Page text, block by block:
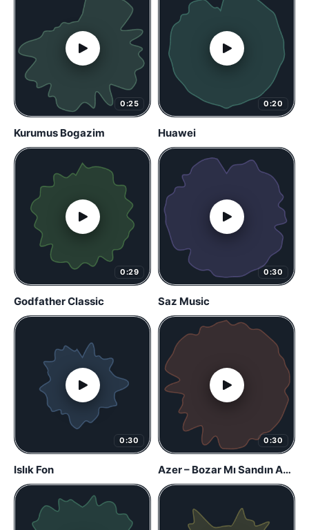
0:25
Kurumus Bogazim
0:20
Huawei
0:29
Godfather Classic
0:30
Saz Music
0:30
Islık Fon
0:30
Azer – Bozar Mı Sandın Acılar